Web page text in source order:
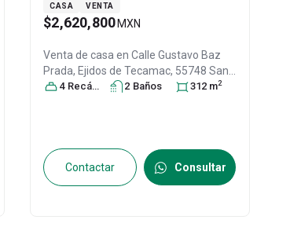
CASA VENTA
$2,620,800 MXN
Venta de casa enCalle Gustavo Baz
Prada, Ejidos de Tecamac, 55748 San
Martín Azcatepec, Méx. #79Int. sn, Col.
4 Recámara s 2 Baños 312 m2
Contactar Consultar